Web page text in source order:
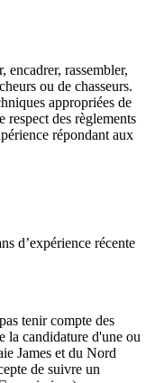
encadrer, rassembler,
ou de chasseurs.
appropriées de
respect des règlements
répondant aux
d’expérience récente
tenir compte des
la candidature d'une ou
James et du Nord
de suivre un